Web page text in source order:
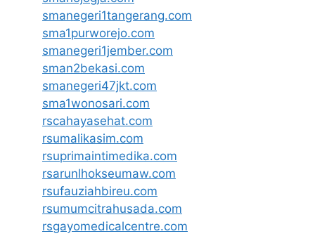
smanegeri1tangerang.com
sma1purworejo.com
smanegeri1jember.com
sman2bekasi.com
smanegeri47jkt.com
sma1wonosari.com
rscahayasehat.com
rsumalikasim.com
rsuprimaintimedika.com
rsarunlhokseumaw.com
rsufauziahbireu.com
rsumumcitrahusada.com
rsgayomedicalcentre.com